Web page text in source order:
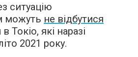
ситуацію
можуть не відбутися
Токіо, які наразі
2021 року.